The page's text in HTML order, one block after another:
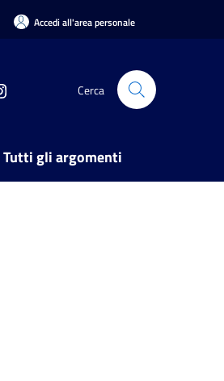
Accedi all'area personale
Cerca
Tutti gli argomenti